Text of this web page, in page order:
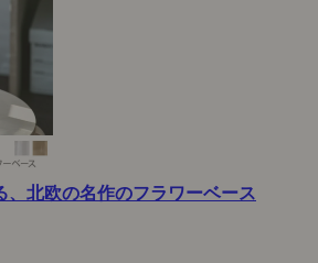
、北欧の名作のフラワーベース